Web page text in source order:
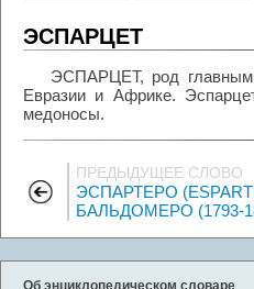
ЭСПАРЦЕТ
ЭСПАРЦЕТ, род главным
Евразии и Африке.
медоносы.
ПРЕДЫДУЩЕЕ СЛОВО
ЭСПАРТЕРО
БАЛЬДОМЕРО (1793-
Об энциклопедическом словаре